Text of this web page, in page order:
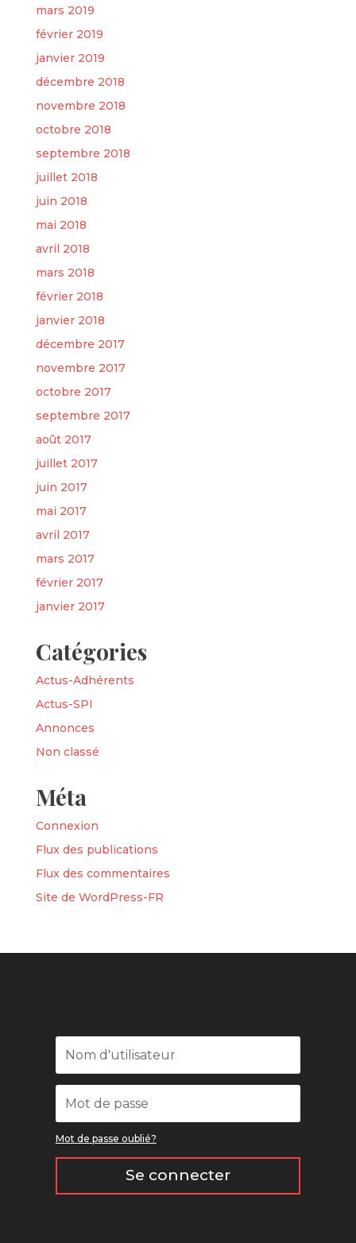
mars 2019
février 2019
janvier 2019
décembre 2018
novembre 2018
octobre 2018
septembre 2018
juillet 2018
juin 2018
mai 2018
avril 2018
mars 2018
février 2018
janvier 2018
décembre 2017
novembre 2017
octobre 2017
septembre 2017
août 2017
juillet 2017
juin 2017
mai 2017
avril 2017
mars 2017
février 2017
janvier 2017
Catégories
Actus-Adhérents
Actus-SPI
Annonces
Non classé
Méta
Connexion
Flux des publications
Flux des commentaires
Site de WordPress-FR
Mot de passe oublié?
Se connecter